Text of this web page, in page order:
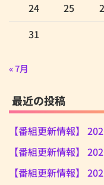
24
25
31
« 7月
最近の投稿
【番組更新情報】
【番組更新情報】
【番組更新情報】